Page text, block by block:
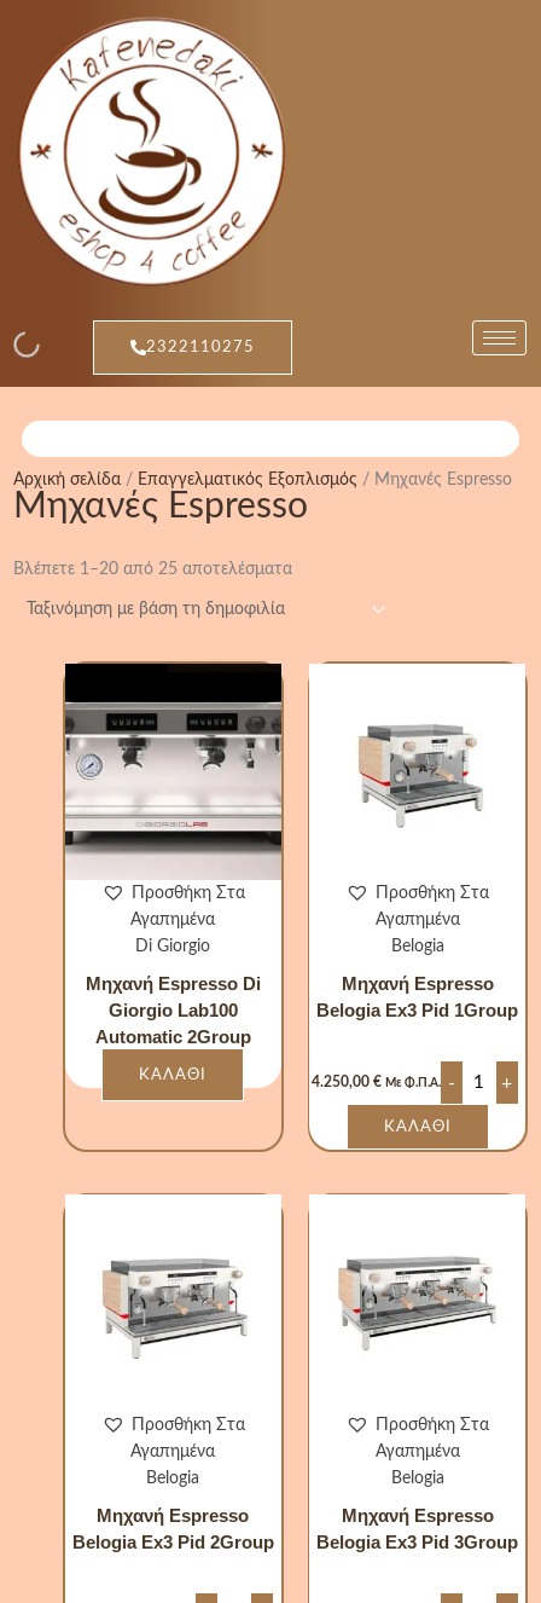
περιεχόμενο
2322110275
Αρχική σελίδα/ Επαγγελματικός Εξοπλισμός / Μηχανές Espresso
Μηχανές Espresso
Βλέπετε 1–20 από 25 αποτελέσματα
Προσθήκη Στα
Αγαπημένα
Di Giorgio
Μηχανή Espresso Di
Giorgio Lab100
Automatic 2Group
ΚΑΛΆΘΙ
Προσθήκη Στα
Αγαπημένα
Belogia
Μηχανή Espresso
Belogia Ex3 Pid 1Group
4.250,00 € Με Φ.Π.Α. -
Μηχανή
Pid
1Group
ποσότητα
+
ΚΑΛΆΘΙ
Προσθήκη Στα
Αγαπημένα
Belogia
Μηχανή Espresso
Belogia Ex3 Pid 2Group
Pid
2Group
ποσότητα
Προσθήκη Στα
Αγαπημένα
Belogia
Μηχανή Espresso
Belogia Ex3 Pid 3Group
Pid
3Group
ποσότητα